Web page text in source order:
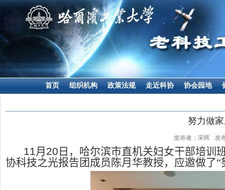
首页 组织机构 政策法规 走近科协 协会园地
努力做
发布者：宋晖 发
11月 20 日，哈尔滨市直机关妇女干部培训
协科技之光报告团成员陈月华教授，应邀做了